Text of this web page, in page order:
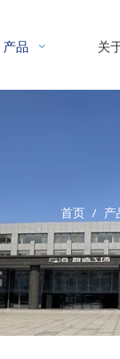
产品 关
首页 / 产